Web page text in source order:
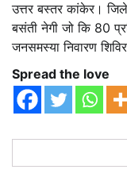
उत्तर बस्तर कांकेर।
बसंती नेगी जो कि 80
जनसमस्या निवारण
Spread the love